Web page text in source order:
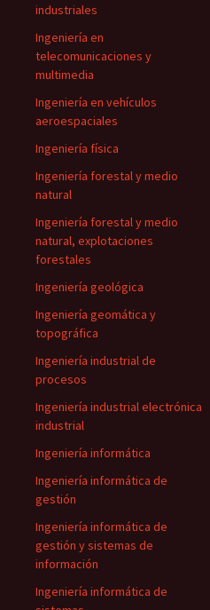
industriales
Ingeniería en
telecomunicaciones y
multimedia
Ingeniería en vehículos
aeroespaciales
Ingeniería física
Ingeniería forestal y medio
natural
Ingeniería forestal y medio
natural, explotaciones
forestales
Ingeniería geológica
Ingeniería geomática y
topográfica
Ingeniería industrial de
procesos
Ingeniería industrial electrónica
industrial
Ingeniería informática
Ingeniería informática de
gestión
Ingeniería informática de
gestión y sistemas de
información
Ingeniería informática de